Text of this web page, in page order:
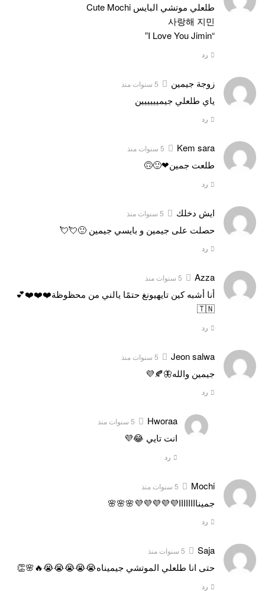
طلعلي موتشي البايس Cute Mochi
사랑해 지민
“I Love You Jimin”
رد
زوجة جيمين 5 سنوات منذ
ياي طلعلي جيميييييين
رد
Kem sara 5 سنوات منذ
طلعت جمين❤🙂🙃
رد
ايش دخلك 5 سنوات منذ
حصلت على جيمين و بايسي جيمين 🙂💘💘
رد
Azza 5 سنوات منذ
أنا أشبه كين تايهيونغ حتمًا يالني من محظوظة❤️❤️❤️💕
🇹🇳
رد
Jeon salwa 5 سنوات منذ
جيمين والله🦋🍂💜
رد
Hworaa 5 سنوات منذ
انت تايي 😂💜
رد
Mochi 5 سنوات منذ
جميناااااااا💜💜💜💜💜🌸🌸🌸
رد
Saja 5 سنوات منذ
حتى انا طلعلي الموتشي جيميناه😭😭😭😭😭🔥🌸👏
رد